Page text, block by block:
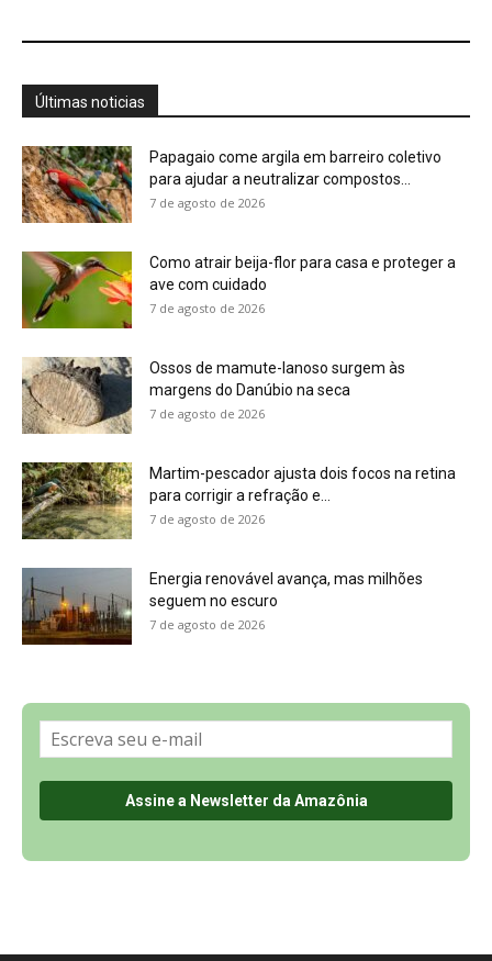
Martim-pescador ajusta dois focos na retina
7 de agosto de 2026
7 de agosto de 2026
Política de Privacidade, LGPD e RGPD
Últimas Notícias
🌎 Español
©